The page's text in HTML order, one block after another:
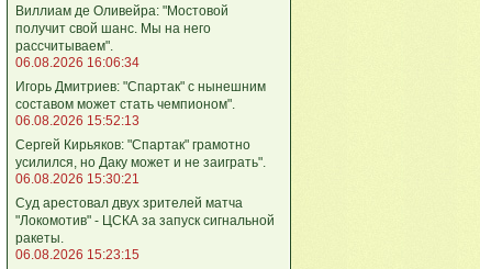
Виллиам де Оливейра: "Мостовой
получит свой шанс. Мы на него
рассчитываем".
06.08.2026 16:06:34
Игорь Дмитриев: "Спартак" с нынешним
составом может стать чемпионом".
06.08.2026 15:52:13
Сергей Кирьяков: "Спартак" грамотно
усилился, но Даку может и не заиграть".
06.08.2026 15:30:21
Суд арестовал двух зрителей матча
"Локомотив" - ЦСКА за запуск сигнальной
ракеты.
06.08.2026 15:23:15